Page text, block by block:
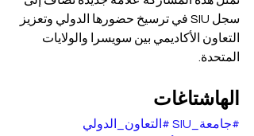
سجل SIU في ترسيخ حضورها الدولي وتعزيز
التعاون الأكاديمي بين سويسرا والولايات
المتحدة.
الهاشتاغات
#جامعة_SIU
#التعاون_الدولي